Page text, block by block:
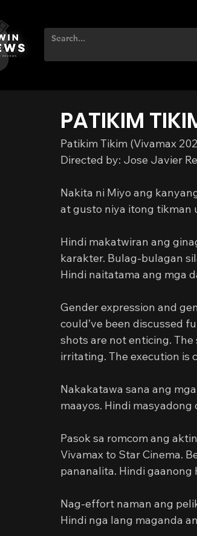
PATIKIM
Patikim Tikim (Vivamax
Directed by: Jose Javier
Nakita ni Miyo ang
at gusto niya itong tikman
Hindi makatwiran ang
karakter. Bulag-bulagan
Hindi naitatama ang mga
Gender expression and
could’ve been discussed
shots are not enticing. The
irritating. The execution is
Nakakatawa sana ang
maayos. Hindi
Pasok sa romcom ang
Vivamax to Star Cinema.
pananalita. Hindi gaanong
Nag-effort naman ang
Hindi nga lang maganda